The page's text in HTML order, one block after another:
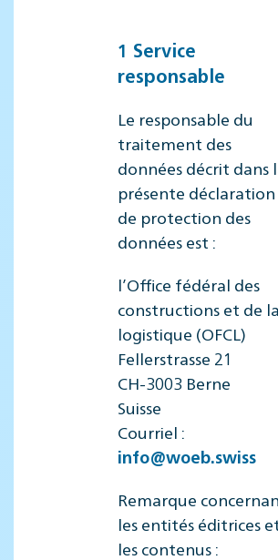
1 Service
responsable
Le responsable du
traitement des
données décrit dans
présente déclaration
de protection des
données est :
l’Office fédéral des
constructions et de la
logistique (OFCL)
Fellerstrasse 21
CH-3003 Berne
Suisse
Courriel :
info@woeb.swiss
Remarque
les entités éditrices
les contenus :